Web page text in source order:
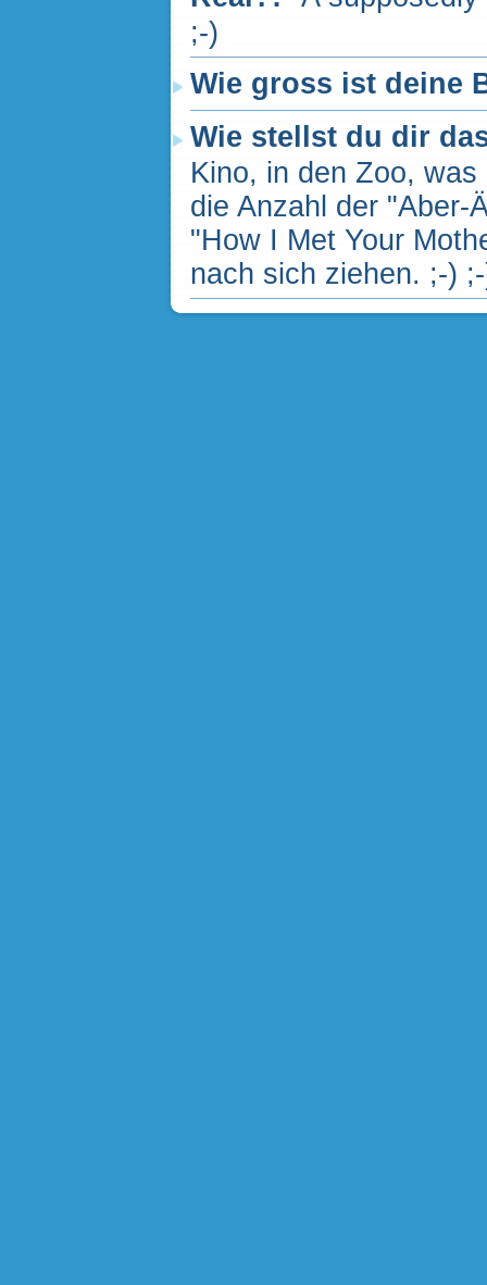
;-)
Wie gross ist deine
Wie stellst du dir
Kino, in den Zoo,
die Anzahl der "Aber-
"How I Met Your
nach sich ziehen. ;-)